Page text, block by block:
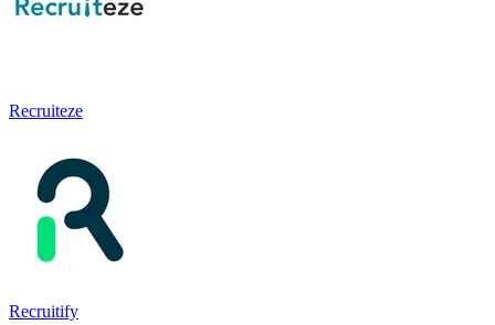
Recruiteze
Recruitify